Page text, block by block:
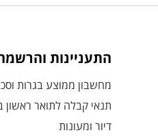
התעניינות
מחשבון ממוצע בגרות
תנאי קבלה לתואר ראשון
דיור ומעונות